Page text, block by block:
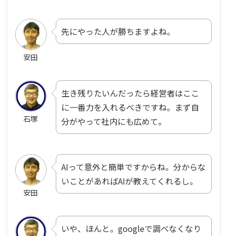
安田
先にやった人が勝ちますよね。
石塚
生き残りたいんだったら経営者はここ
に一番力を入れるべきですね。まず自
分がやって社内にも広めて。
安田
AIって意外と簡単ですからね。分からな
いことがあればAIが教えてくれるし。
いや、ほんと。googleで調べなくなり